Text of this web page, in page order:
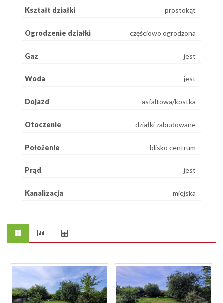
Kształt działki prostokąt
Ogrodzenie działki częściowo ogrodzona
Gaz jest
Woda jest
Dojazd asfaltowa/kostka
Otoczenie działki zabudowane
Położenie blisko centrum
Prąd jest
Kanalizacja miejska